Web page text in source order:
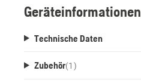
Geräteinformationen
Technische Daten
Zubehör(1 )